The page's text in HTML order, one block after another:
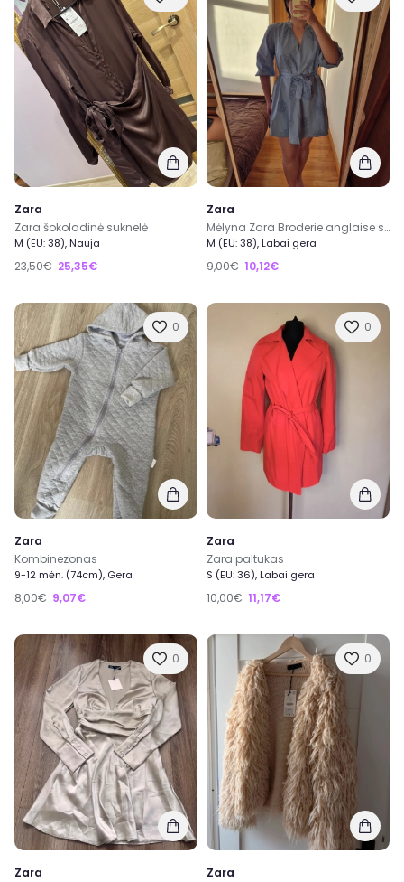
Zara
Zara šokoladinė suknelė
M (EU: 38), Nauja
23,50€ 25,35€
Zara
Mėlyna Zara Broderie anglaise suknelė
M (EU: 38), Labai gera
9,00€ 10,12€
0
Zara
Kombinezonas
9-12 mėn. (74cm), Gera
8,00€ 9,07€
0
Zara
Zara paltukas
S (EU: 36), Labai gera
10,00€ 11,17€
0
Zara
0
Zara
PirkirParduok
nebenaudojamas, bei naujas prekes
ir dar užsidirbk, ar gali būti kažkas dar geriau?
Prisijunk prie mūsų ir tapk
ExTing dalimi!
ExTing bendruomenėje jau 6000+ narių.
Registruotis →
Supratau